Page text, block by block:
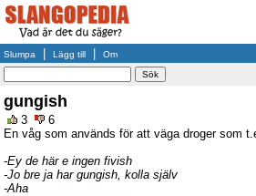
Slumpa Lägg till Om
gungish
3
6
En våg som används för att väga droger som
-Ey de här e ingen fivish
-Jo bre ja har gungish, kolla själv
-Aha